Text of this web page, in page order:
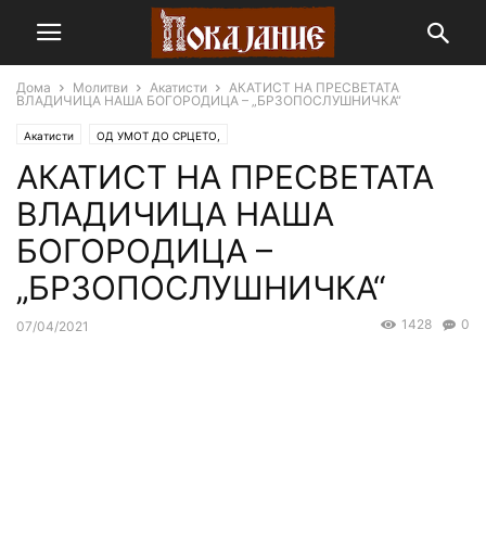
Дома Молитви Акатисти
АКАТИСТ НА ПРЕСВЕТАТА
ВЛАДИЧИЦА НАША БОГОРОДИЦА – „БРЗОПОСЛУШНИЧКА“
Акатисти ОД УМОТ ДО СРЦЕТО,
АКАТИСТ НА ПРЕСВЕТАТА
ВЛАДИЧИЦА НАША
БОГОРОДИЦА –
„БРЗОПОСЛУШНИЧКА“
07/04/2021 0
1428